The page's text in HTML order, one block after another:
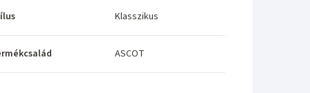
Klasszikus
ASCOT